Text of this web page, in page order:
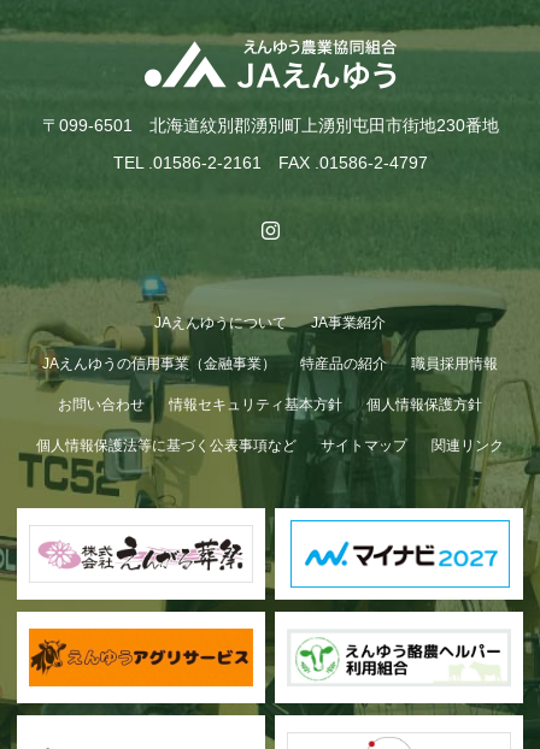
〒099-6501 北海道紋別郡湧別町上湧別屯田市街地230番地
TEL .01586-2-2161 FAX .01586-2-4797
JAえんゆうについて JA事業紹介
JAえんゆうの信用事業（金融事業） 特産品の紹介 職員採用情報
お問い合わせ 情報セキュリティ基本方針 個人情報保護方針
個人情報保護法等に基づく公表事項など サイトマップ 関連リンク